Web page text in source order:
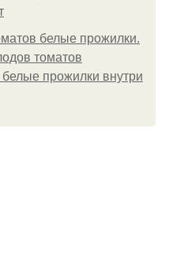
белые прожилки.
томатов
прожилки внутри